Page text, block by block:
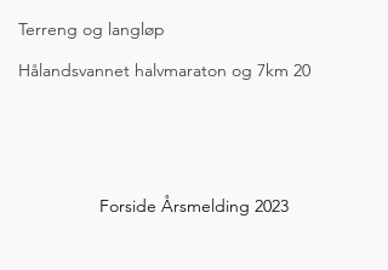
Terreng og langløp
Hålandsvannet halvmaraton og 7km 20
Forside Årsmelding 2023